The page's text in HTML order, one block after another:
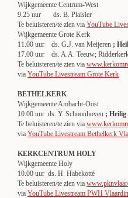
Wijkgemeente Centrum-West
9.25 uur ds. B. Plaisier
Te beluisteren/te zien via YouTube
Wijkgemeente Grote Kerk
11.00 uur ds. G.J. van Meijeren ;
17.00 uur ds. A.A. Teeuw;
Te beluisteren/te zien via
via YouTube Livestream Grote Kerk
BETHELKERK
Wijkgemeente Ambacht-Oost
10.00 uur ds. Y. Schoonhoven ; Heilig
Te beluisteren/te zien via
via YouTube Livestream Bethelkerk
KERKCENTRUM HOLY
Wijkgemeente Holy
10.00 uur ds. H. Habekotté
Te beluisteren/te zien via
via YouTube Livestream PWH